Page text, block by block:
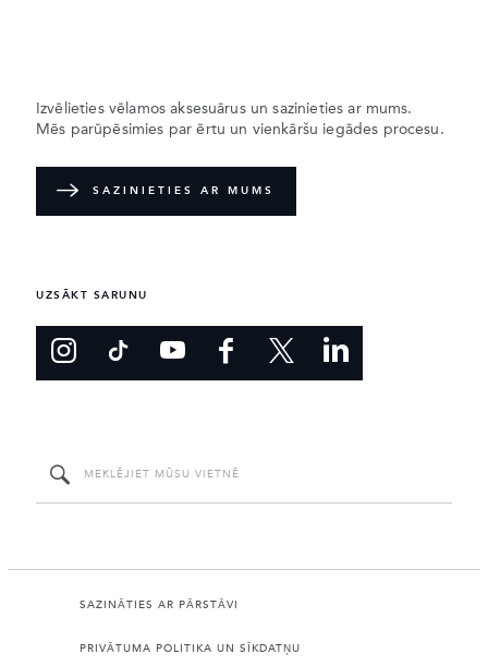
Izvēlieties vēlamos aksesuārus un sazinieties ar mums.
Mēs parūpēsimies par ērtu un vienkāršu iegādes procesu.
SAZINIETIES AR MUMS
UZSĀKT SARUNU
SAZINĀTIES AR PĀRSTĀVI
PRIVĀTUMA POLITIKA UN SĪKDATŅU